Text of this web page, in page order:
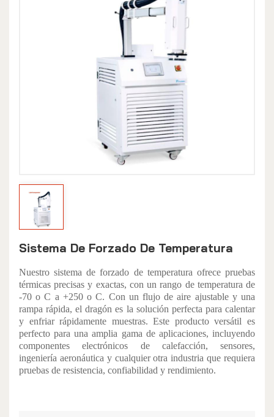
Sistema De Forzado De Temperatura
Nuestro sistema de forzado de temperatura ofrece pruebas
térmicas precisas y exactas, con un rango de temperatura de
-70 o C a +250 o C. Con un flujo de aire ajustable y una
rampa rápida, el dragón es la solución perfecta para calentar
y enfriar rápidamente muestras. Este producto versátil es
perfecto para una amplia gama de aplicaciones, incluyendo
componentes electrónicos de calefacción, sensores,
ingeniería aeronáutica y cualquier otra industria que requiera
pruebas de resistencia, confiabilidad y rendimiento.